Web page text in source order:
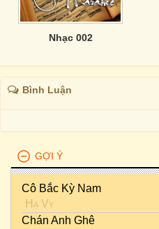
Nhạc 002
Bình Luận
GỢI Ý
Cô Bắc Kỳ Nam
Hạ Vy
Chán Anh Ghê